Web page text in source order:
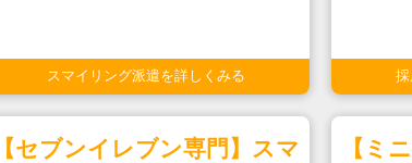
スマイリング派遣を詳しくみる
【セブンイレブン専門】スマ
【ミ